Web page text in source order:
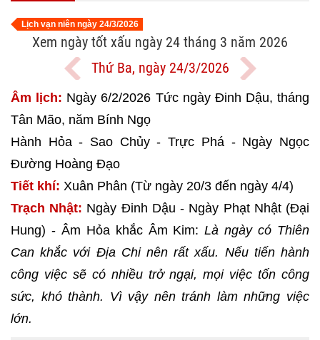
Lịch vạn niên ngày 24/3/2026
Xem ngày tốt xấu ngày 24 tháng 3 năm 2026
Thứ Ba, ngày 24/3/2026
Âm lịch: Ngày 6/2/2026 Tức ngày Đinh Dậu, tháng
Tân Mão, năm Bính Ngọ
Hành Hỏa - Sao Chủy - Trực Phá - Ngày Ngọc
Đường Hoàng Đạo
Tiết khí: Xuân Phân (Từ ngày 20/3 đến ngày 4/4)
Trạch Nhật: Ngày Đinh Dậu - Ngày Phạt Nhật (Đại
Hung) - Âm Hỏa khắc Âm Kim:Là ngày có Thiên
Can khắc với Địa Chi nên rất xấu. Nếu tiến hành
công việc sẽ có nhiều trở ngại, mọi việc tốn công
sức, khó thành. Vì vậy nên tránh làm những việc
lớn.